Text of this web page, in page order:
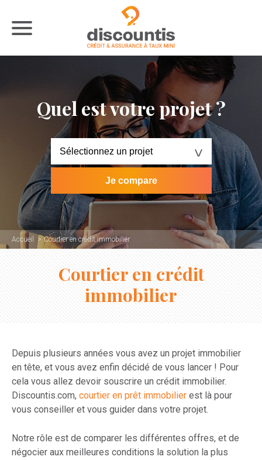
Quel est votre projet ?
Accueil Courtier en crédit immobilier
Courtier en crédit
immobilier
Depuis plusieurs années vous avez un projet immobilier
en tête, et vous avez enfin décidé de vous lancer ! Pour
cela vous allez devoir souscrire un crédit immobilier.
Discountis.com, courtier en prêt immobilier est là pour
vous conseiller et vous guider dans votre projet.
Notre rôle est de comparer les différentes offres, et de
négocier aux meilleures conditions la solution la plus